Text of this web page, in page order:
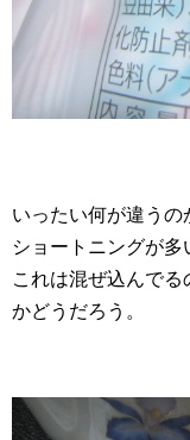
いったい何が違うの
ショートニングが多
これは混ぜ込んで
かどうだろう。